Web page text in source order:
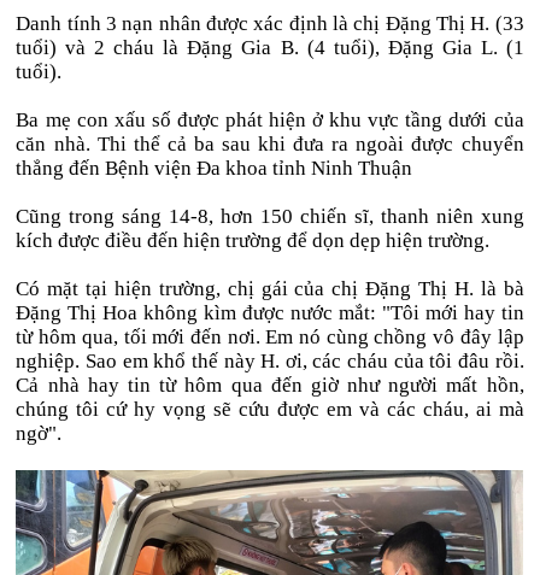
Danh tính 3 nạn nhân được xác định là chị Đặng Thị H. (33
tuổi) và 2 cháu là Đặng Gia B. (4 tuổi), Đặng Gia L. (1
tuổi).
Ba mẹ con xấu số được phát hiện ở khu vực tầng dưới của
căn nhà. Thi thể cả ba sau khi đưa ra ngoài được chuyển
thẳng đến Bệnh viện Đa khoa tỉnh Ninh Thuận
Cũng trong sáng 14-8, hơn 150 chiến sĩ, thanh niên xung
kích được điều đến hiện trường để dọn dẹp hiện trường.
Có mặt tại hiện trường, chị gái của chị Đặng Thị H. là bà
Đặng Thị Hoa không kìm được nước mắt: "Tôi mới hay tin
từ hôm qua, tối mới đến nơi. Em nó cùng chồng vô đây lập
nghiệp. Sao em khổ thế này H. ơi, các cháu của tôi đâu rồi.
Cả nhà hay tin từ hôm qua đến giờ như người mất hồn,
chúng tôi cứ hy vọng sẽ cứu được em và các cháu, ai mà
ngờ".